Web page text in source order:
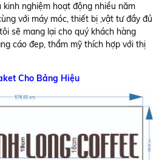
kinh nghiệm hoạt động nhiều năm
với máy móc, thiết bị ,vật tư đầy đủ
sẽ mang lại cho quý khách hàng
cáo đep, thẩm mỹ thích hợp với thị
Cho Bảng Hiệu